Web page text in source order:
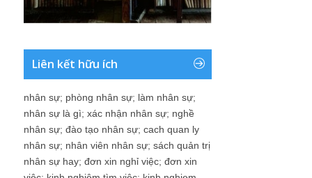
Liên kết hữu ích
nhân sự; phòng nhân sự; làm nhân sự;
nhân sự là gì; xác nhận nhân sự; nghề
nhân sự; đào tạo nhân sự; cach quan ly
nhân sự; nhân viên nhân sự; sách quản trị
nhân sự hay; đơn xin nghỉ việc; đơn xin